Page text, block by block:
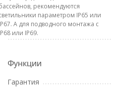
рекомендуются
параметром IP65 или
А для подводного монтажа с
или IP69.
Функции
Гарантия